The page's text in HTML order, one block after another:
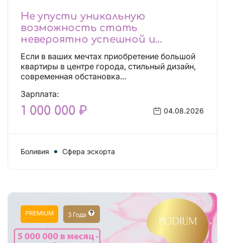
Не упусти уникальную
возможность стать
невероятно успешной и
независимой!
Если в ваших мечтах приобретение большой
квартиры в центре города, стильный дизайн,
современная обстановка...
Зарплата:
1 000 000 ₽ 04.08.2026
Боливия Сфера эскорта
PREMIUM 3 Года